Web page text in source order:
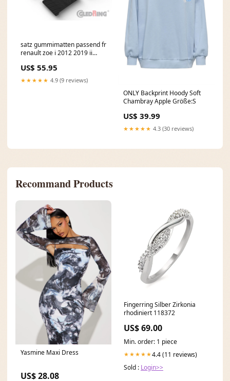
satz gummimatten passend fr
renault zoe i 2012 2019 ii
clips Titel:Default Title
US$ 55.95
★★★★★ 4.9 (9 reviews)
ONLY Backprint Hoody Soft
Chambray Apple Größe:S
US$ 39.99
★★★★★ 4.3 (30 reviews)
Recommand Products
Yasmine Maxi Dress
US$ 28.08
Fingerring Silber Zirkonia
rhodiniert 118372
US$ 69.00
Min. order: 1 piece
★★★★★4.4 (11 reviews)
Sold : Login>>